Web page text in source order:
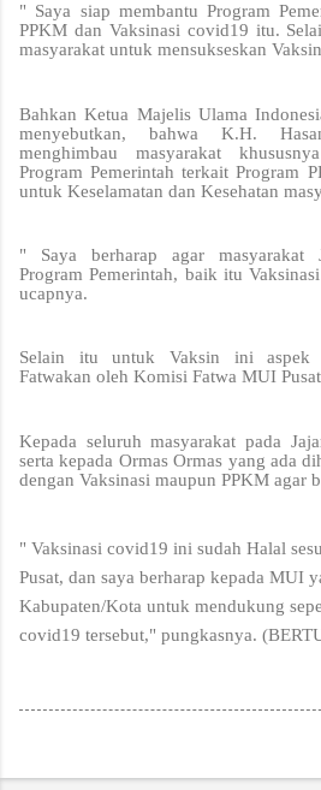
" Saya siap membantu Program
PPKM dan Vaksinasi covid19 itu.
masyarakat untuk mensukseskan
Bahkan Ketua Majelis Ulama
menyebutkan, bahwa K.H.
menghimbau masyarakat
Program Pemerintah terkait Program
untuk Keselamatan dan Kesehatan
" Saya berharap agar masyarakat
Program Pemerintah, baik itu
ucapnya.
Selain itu untuk Vaksin ini aspek
Fatwakan oleh Komisi Fatwa MUI
Kepada seluruh masyarakat pada
serta kepada Ormas Ormas yang ada
dengan Vaksinasi maupun PPKM agar
" Vaksinasi covid19 ini sudah Halal
Pusat, dan saya berharap kepada MUI
Kabupaten/Kota untuk mendukung
covid19 tersebut," pungkasnya.